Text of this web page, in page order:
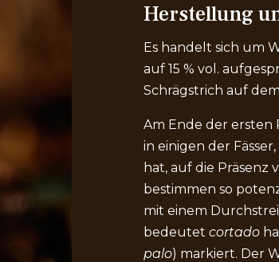
Herstellung
Es handelt sich um
auf 15 % vol.
Schrägstrich auf
Am Ende der ersten
in einigen der
hat, auf die Präsenz
bestimmen so
mit einem
bedeutet cortado
palo) markiert. Der